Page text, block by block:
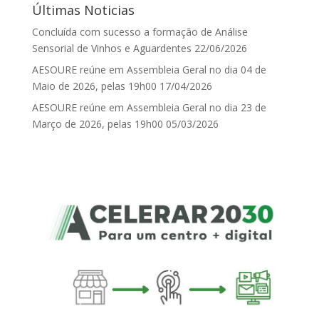
Últimas Noticias
Concluída com sucesso a formação de Análise
Sensorial de Vinhos e Aguardentes 22/06/2026
AESOURE reúne em Assembleia Geral no dia 04 de
Maio de 2026, pelas 19h00 17/04/2026
AESOURE reúne em Assembleia Geral no dia 23 de
Março de 2026, pelas 19h00 05/03/2026